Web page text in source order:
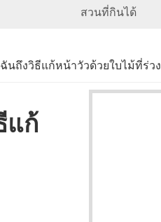
สวนที่กินได้
ถึงวิธีแก้หน้าวัวด้วยใบไม้ที่ร่ว
แก้